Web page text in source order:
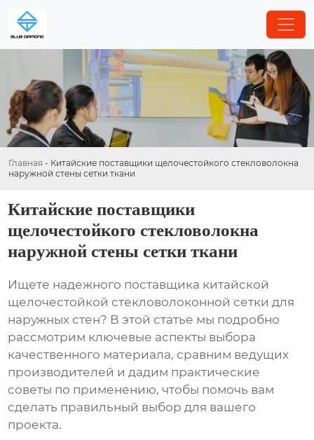
Главная - Китайские поставщики щелочестойкого стекловолокна
наружной стены сетки ткани
Китайские поставщики
щелочестойкого стекловолокна
наружной стены сетки ткани
Ищете надежного поставщика китайской
щелочестойкой стекловолоконной сетки для
наружных стен? В этой статье мы подробно
рассмотрим ключевые аспекты выбора
качественного материала, сравним ведущих
производителей и дадим практические
советы по применению, чтобы помочь вам
сделать правильный выбор для вашего
проекта.